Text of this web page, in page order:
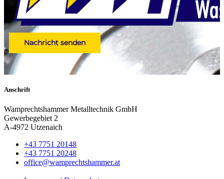
Nachricht senden
Anschrift
Wamprechtshammer Metalltechnik GmbH
Gewerbegebiet 2
A-4972 Utzenaich
+43 7751 20148
+43 7751 20248
office@wamprechtshammer.at